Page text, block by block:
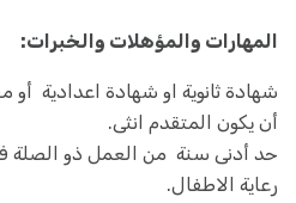
المهارات والمؤهلات والخبرات:
شهادة ثانوية او شهادة اعدادية
أن يكون المتقدم انثى.
حد أدنى سنة من العمل ذو الصلة
رعاية الاطفال.